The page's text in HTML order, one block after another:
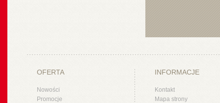
OFERTA
Nowości
Promocje
INFORMACJE
Kontakt
Mapa strony